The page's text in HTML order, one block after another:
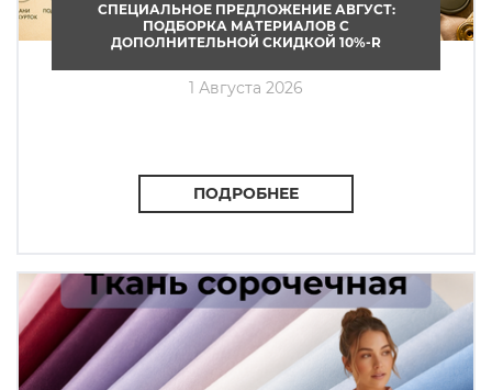
СПЕЦИАЛЬНОЕ ПРЕДЛОЖЕНИЕ АВГУСТ:
ПОДБОРКА МАТЕРИАЛОВ С
ДОПОЛНИТЕЛЬНОЙ СКИДКОЙ 10%-R
1 Августа 2026
ПОДРОБНЕЕ